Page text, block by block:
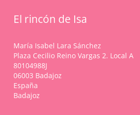
El rincón de Isa
María Isabel Lara Sánchez
Plaza Cecilio Reino Vargas 2. Local A
80104988J
06003 Badajoz
España
Badajoz